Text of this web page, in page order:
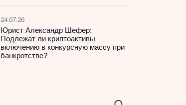
24.07.26
Юрист Александр Шефер:
Подлежат ли криптоактивы
включению в конкурсную массу при
банкротстве?